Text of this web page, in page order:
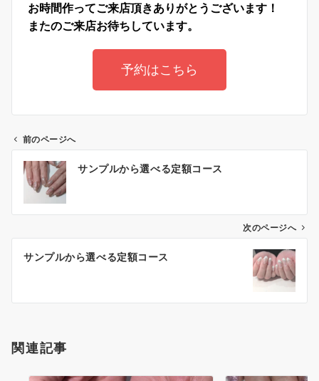
お時間作ってご来店頂きありがとうございます！
またのご来店お待ちしています。
予約はこちら
前のページへ
サンプルから選べる定額コース
次のページへ
サンプルから選べる定額コース
関連記事